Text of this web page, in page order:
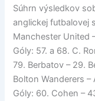
Súhrn výsledkov
anglickej futbalovej
Manchester United
Góly: 57. a 68. C.
79. Berbatov – 29.
Bolton Wanderers –
Góly: 60. Cohen –